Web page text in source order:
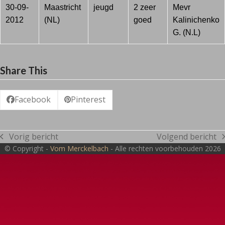
30-09-
2012
Maastricht
(NL)
jeugd
2 zeer
goed
Mevr
Kalinichenko
G. (N.L)
Share This
Facebook Pinterest
previous
post:
Vorig bericht
next
post:
Volgend bericht
© Copyright - Vom Merckelbach - Alle rechten voorbehouden 2026